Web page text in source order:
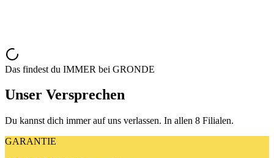
Das findest du IMMER bei GRONDE
Unser Versprechen
Du kannst dich immer auf uns verlassen. In allen 8 Filialen.
GARANTIE